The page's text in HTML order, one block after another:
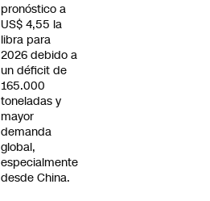
pronóstico a
US$ 4,55 la
libra para
2026 debido a
un déficit de
165.000
toneladas y
mayor
demanda
global,
especialmente
desde China.